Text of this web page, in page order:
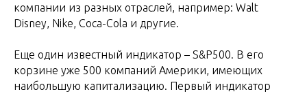
компании из разных отраслей, например: Walt
Disney, Nike, Coca-Cola и другие.
Еще один известный индикатор – S&P500. В его
корзине уже 500 компаний Америки, имеющих
наибольшую капитализацию. Первый индикатор